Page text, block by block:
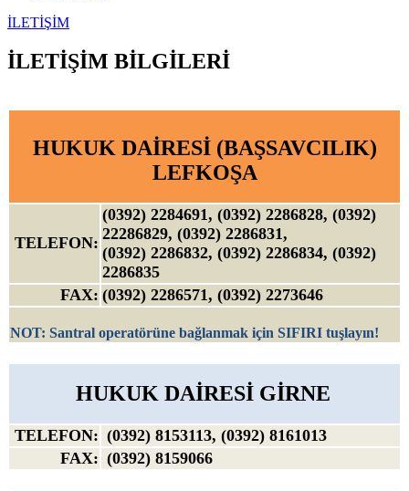
İLETİŞİM
İLETİŞİM BİLGİLERİ
HUKUK DAİRESİ (BAŞSAVCILIK)
LEFKOŞA
TELEFON:
(0392) 2284691, (0392) 2286828, (0392)
22286829, (0392) 2286831,
(0392) 2286832, (0392) 2286834, (0392)
2286835
FAX: (0392) 2286571, (0392) 2273646
NOT: Santral operatörüne bağlanmak için SIFIRI tuşlayın!
HUKUK DAİRESİ GİRNE
TELEFON: (0392) 8153113, (0392) 8161013
FAX: (0392) 8159066